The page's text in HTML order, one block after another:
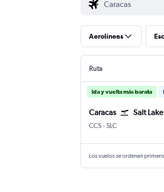
Aerolíneas
Ruta
Ida y vuelta más barata
Caracas Salt
CCSCaracas
-SLC
Los vuelos se ordenan